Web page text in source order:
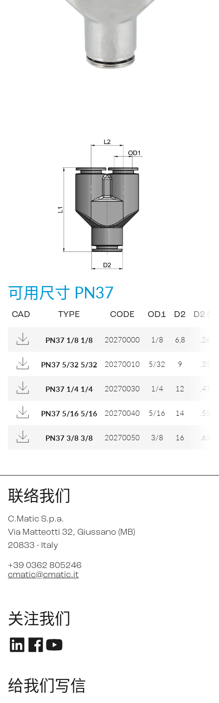
可用尺寸 PN37
CAD TYPE CODE OD1 D2 D2
PN37 1/8 1/8 20270000 1/8 6,8 .268
PN37 5/32 5/32 20270010 5/32 9 .354
PN37 1/4 1/4 20270030 1/4 12 .472
PN37 5/16 5/16 20270040 5/16 14 .551
PN37 3/8 3/8 20270050 3/8 16 .630
联络我们
C.Matic S.p.a.
Via Matteotti 32, Giussano (MB)
20833 - Italy
+39 0362 805246
cmatic@cmatic.it
关注我们
给我们写信